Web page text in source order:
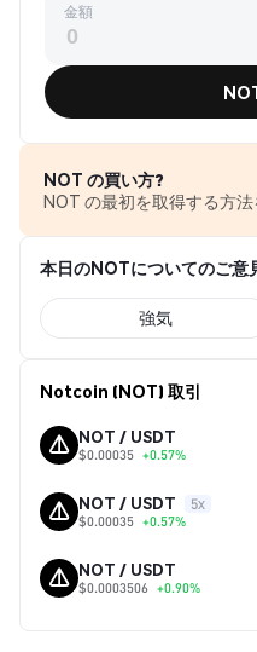
金額
NOT の買い方?
NOT の最初を取得する方法
本日のNOTについてのご意
強気
Notcoin (NOT) 取引
NOT / USDT
$0.00035 +0.57%
NOT / USDT 5x
$0.00035 +0.57%
NOT / USDT
$0.0003506 +0.90%